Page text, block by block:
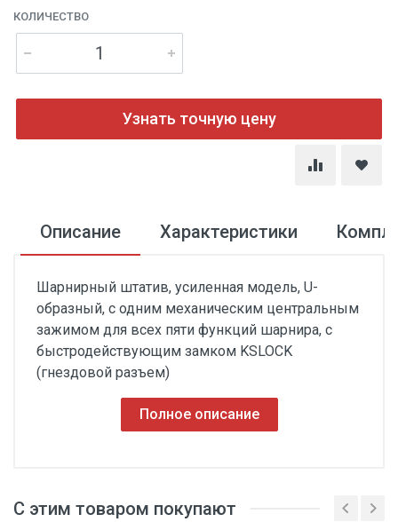
КОЛИЧЕСТВО
Узнать точную цену
Описание Характеристики
Шарнирный штатив, усиленная модель, U-
образный, с одним механическим центральным
зажимом для всех пяти функций шарнира, с
быстродействующим замком KSLOCK
(гнездовой разъем)
Полное описание
С этим товаром покупают